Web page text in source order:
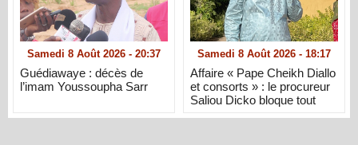
Samedi 8 Août 2026 - 20:37
Guédiawaye : décès de
l’imam Youssoupha Sarr
Samedi 8 Août 2026 - 18:17
Affaire « Pape Cheikh Diallo
et consorts » : le procureur
Saliou Dicko bloque tout